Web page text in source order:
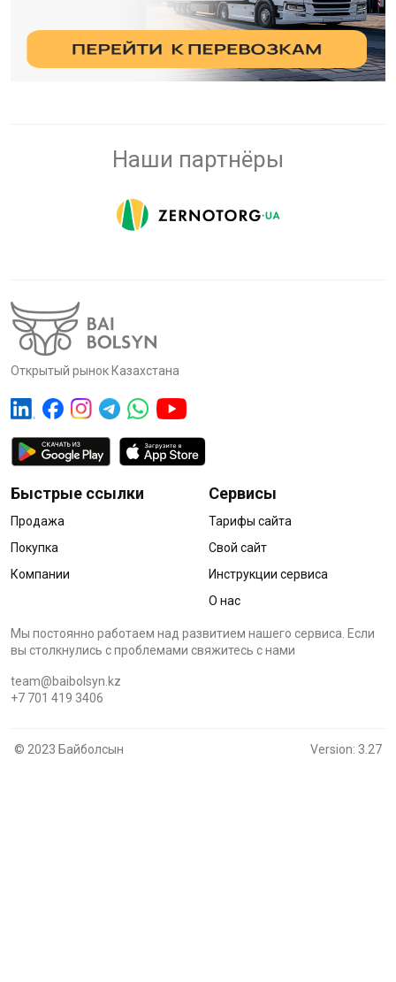
Наши партнёры
Открытый рынок Казахстана
Быстрые ссылки
Продажа
Покупка
Компании
Сервисы
Тарифы сайта
Свой сайт
Инструкции сервиса
О нас
Мы постоянно работаем над развитием нашего сервиса. Если
вы столкнулись с проблемами cвяжитесь с нами
team@baibolsyn.kz
+7 701 419 3406
© 2023 Байболсын Version: 3.27